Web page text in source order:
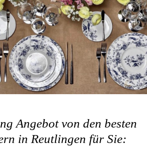
Angebot von den besten
in Reutlingen für Sie: